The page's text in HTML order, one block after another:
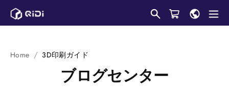
Home 3D印刷ガイド
ブログセンター